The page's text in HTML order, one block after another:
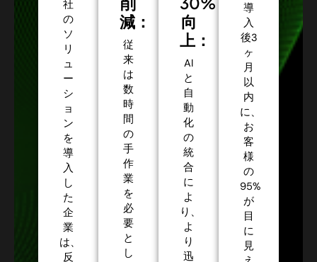
社
の
ソ
リ
ュ
ー
シ
ョ
ン
を
導
入
し
た
企
業
は、
反
減：
従
来
は
数
時
間
の
手
作
業
を
必
要
と
し
向
上：
AI
と
自
動
化
の
統
合
に
よ
り、
よ
り
迅
導
入
後3
ヶ
月
以
内
に、
お
客
様
の
95%
が
目
に
見